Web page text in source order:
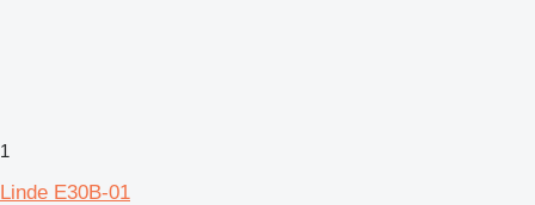
1
Linde E30B-01